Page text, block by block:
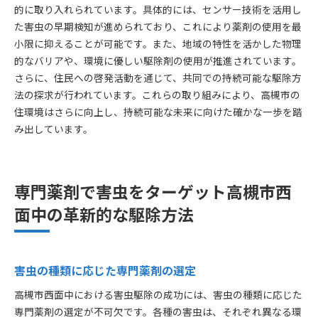
的に取り入れられています。具体的には、センサー技術を活用し
た害虫の早期検知が進められており、これにより薬剤の使用を最
小限に抑えることが可能です。また、地域の特性を活かした物理
的なバリアや、環境に優しい駆除剤の使用が推進されています。
さらに、住民への啓発活動を通じて、共同での持続可能な駆除方
法の探求が行われています。これらの取り組みにより、高槻市の
住環境はさらに向上し、持続可能な未来に向けた確かな一歩を踏
み出しています。
専門薬剤で害虫をターゲット高槻市西
面中の革新的な駆除方法
害虫の種類に応じた専門薬剤の選定
高槻市西面中における害虫駆除の成功には、害虫の種類に応じた
専門薬剤の選定が不可欠です。各種の害虫は、それぞれ異なる環